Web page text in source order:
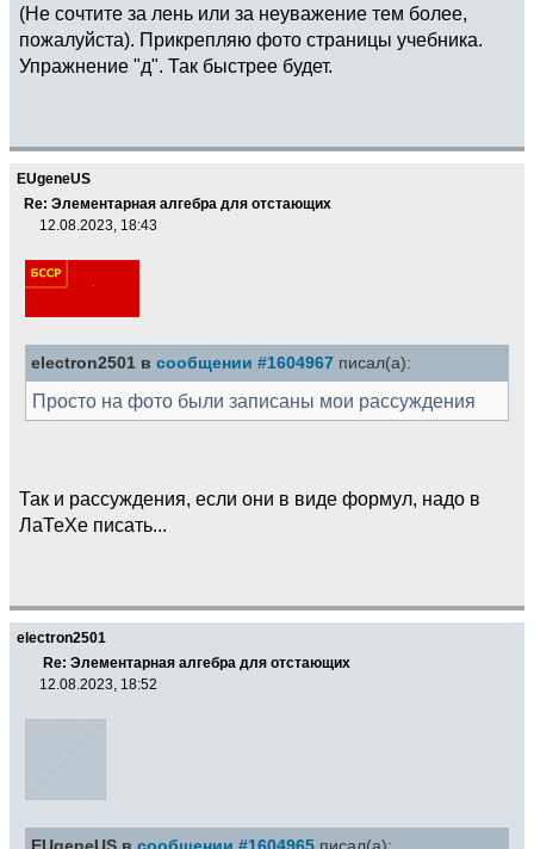
(Не сочтите за лень или за неуважение тем более,
пожалуйста). Прикрепляю фото страницы учебника.
Упражнение "д". Так быстрее будет.
EUgeneUS
Re: Элементарная алгебра для отстающих
12.08.2023, 18:43
electron2501 в сообщении #1604967 писал(а):
Просто на фото были записаны мои рассуждения
Так и рассуждения, если они в виде формул, надо в
ЛаТеХе писать...
electron2501
Re: Элементарная алгебра для отстающих
12.08.2023, 18:52